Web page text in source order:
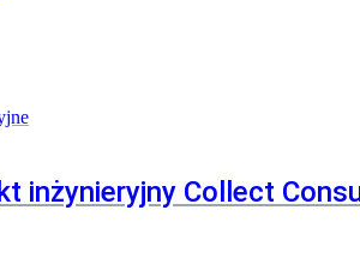
inżynieryjny Collect